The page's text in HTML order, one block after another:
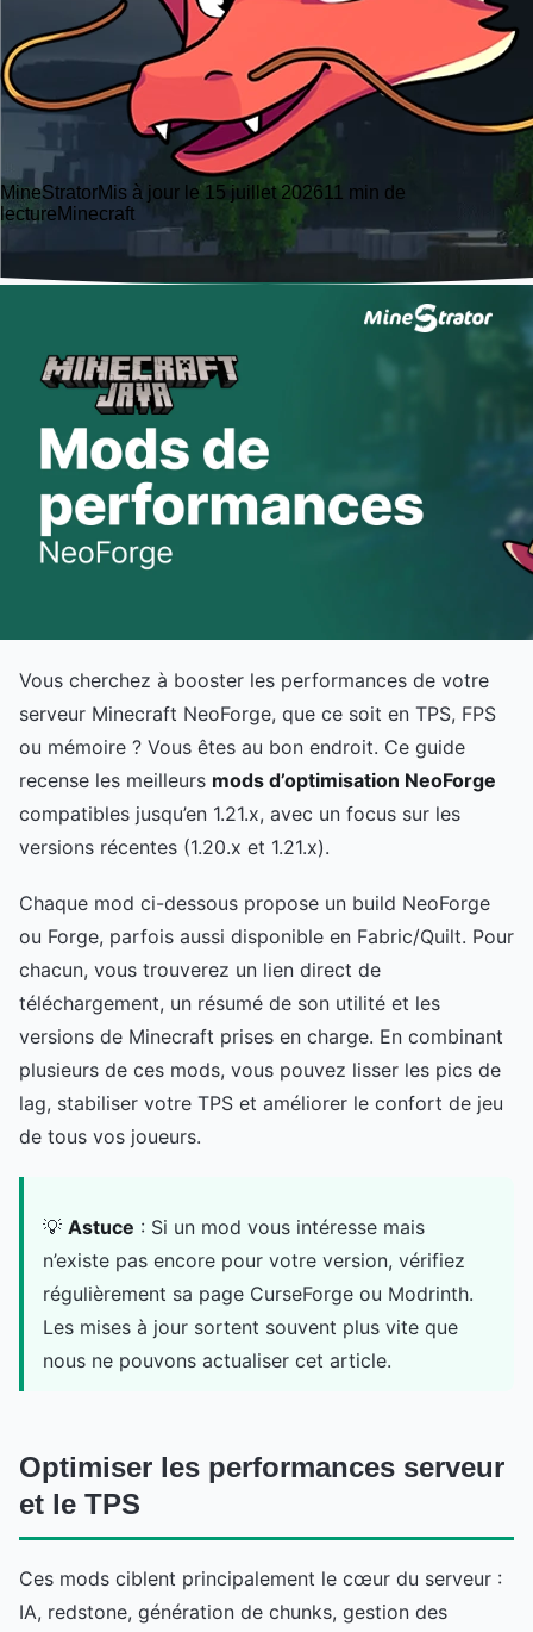
MineStratorMis à jour le 15 juillet 202611 min de
lecture Minecraft
Vous cherchez à booster les performances de votre
serveur Minecraft NeoForge, que ce soit en TPS, FPS
ou mémoire ? Vous êtes au bon endroit. Ce guide
recense les meilleurs mods d’optimisation NeoForge
compatibles jusqu’en 1.21.x, avec un focus sur les
versions récentes (1.20.x et 1.21.x).
Chaque mod ci-dessous propose un build NeoForge
ou Forge, parfois aussi disponible en Fabric/Quilt. Pour
chacun, vous trouverez un lien direct de
téléchargement, un résumé de son utilité et les
versions de Minecraft prises en charge. En combinant
plusieurs de ces mods, vous pouvez lisser les pics de
lag, stabiliser votre TPS et améliorer le confort de jeu
de tous vos joueurs.
💡 Astuce : Si un mod vous intéresse mais
n’existe pas encore pour votre version, vérifiez
régulièrement sa page CurseForge ou Modrinth.
Les mises à jour sortent souvent plus vite que
nous ne pouvons actualiser cet article.
Optimiser les performances serveur
et le TPS
Ces mods ciblent principalement le cœur du serveur :
IA, redstone, génération de chunks, gestion des